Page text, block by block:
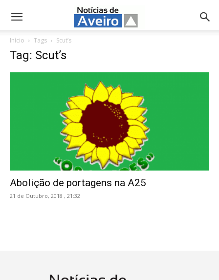
NotíciasdeAveiro.pt
Início Tags Scut’s
Tag: Scut’s
Abolição de portagens na A25
21 de Outubro, 2018 , 21:32